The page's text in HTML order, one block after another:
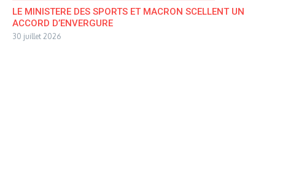
LE MINISTERE DES SPORTS ET MACRON SCELLENT UN
ACCORD D’ENVERGURE
30 juillet 2026